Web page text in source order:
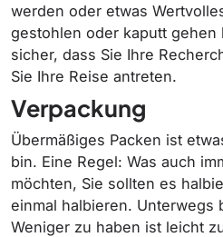
werden oder etwas
gestohlen oder kaputt gehen
sicher, dass Sie Ihre
Sie Ihre Reise antreten.
Verpackung
Übermäßiges Packen ist
bin. Eine Regel: Was auch
möchten, Sie sollten es
einmal halbieren. Unterwegs
Weniger zu haben ist leicht